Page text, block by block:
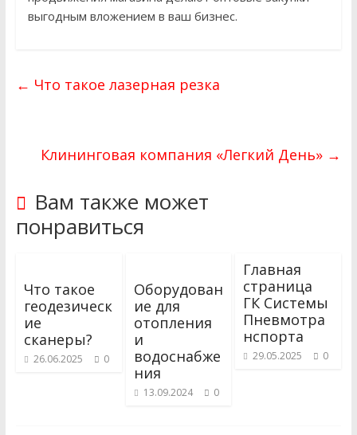
выгодным вложением в ваш бизнес.
← Что такое лазерная резка
Клининговая компания «Легкий День» →
Вам также может
понравиться
Что такое
геодезическ
ие
сканеры?
26.06.2025 0
Оборудован
ие для
отопления
и
водоснабже
ния
13.09.2024 0
Главная
страница
ГК Системы
Пневмотра
нспорта
29.05.2025 0